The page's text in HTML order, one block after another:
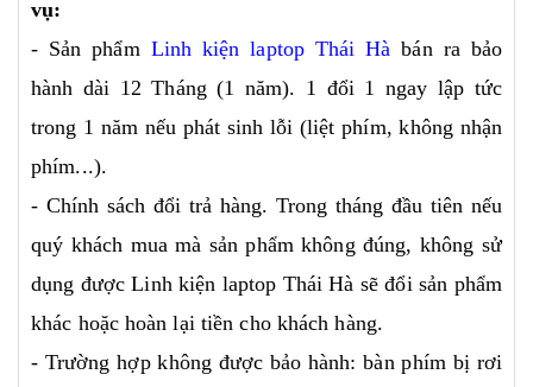
vụ:
- Sản phẩm Linh kiện laptop Thái Hà bán ra bảo
hành dài 12 Tháng (1 năm). 1 đổi 1 ngay lập tức
trong 1 năm nếu phát sinh lỗi (liệt phím, không nhận
phím...).
- Chính sách đổi trả hàng. Trong tháng đầu tiên nếu
quý khách mua mà sản phẩm không đúng, không sử
dụng được Linh kiện laptop Thái Hà sẽ đổi sản phẩm
khác hoặc hoàn lại tiền cho khách hàng.
- Trường hợp không được bảo hành: bàn phím bị rơi